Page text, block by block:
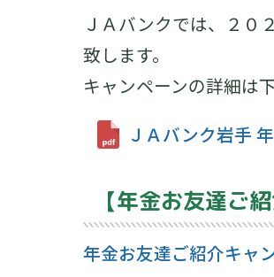
ＪＡバンクでは、２０
致します。
キャンペーンの詳細は
ＪＡバンク岩手
【年金お友達ご
年金お友達ご紹介キャ